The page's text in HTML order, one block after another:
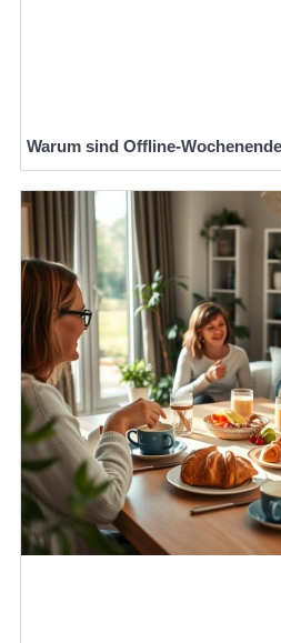
Warum sind Offline-